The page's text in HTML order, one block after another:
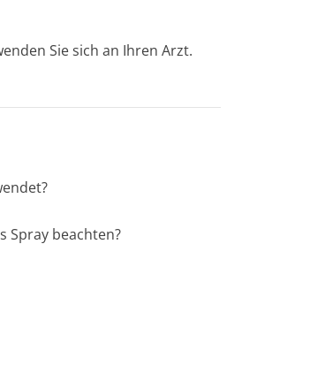
Sie sich an Ihren Arzt.
Spray beachten?